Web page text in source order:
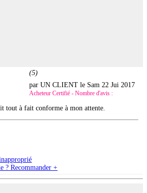
(5)
par UN CLIENT le Sam 22 Jui 2017
Acheteur Certifié - Nombre d'avis :
tout à fait conforme à mon attente.
? Recommander +